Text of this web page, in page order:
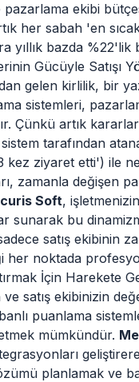
ekibi
her sabah 'en
yıllık bazda %22'lik
Gücüyle Satışı
gelen kirlilik, bir
sistemleri,
Çünkü artık
tarafından
kez ziyaret etti') ile
zamanla değişen
Soft,
sunarak bu
satış ekibinin
noktada
İçin Harekete
satış ekibinizin
puanlama
mümkündür.
planlamak ve